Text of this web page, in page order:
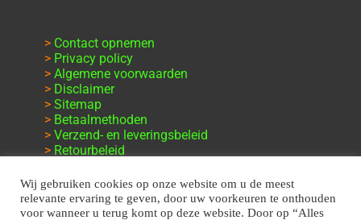
> Contact opnemen
> Privacy policy
> Algemene voorwaarden
> Disclaimer
> Sitemap
> Betaalmethoden
> Verzend- en leveringsbeleid
> Retourbeleid
Wij gebruiken cookies op onze website om u de meest
relevante ervaring te geven, door uw voorkeuren te onthouden
voor wanneer u terug komt op deze website. Door op “Alles